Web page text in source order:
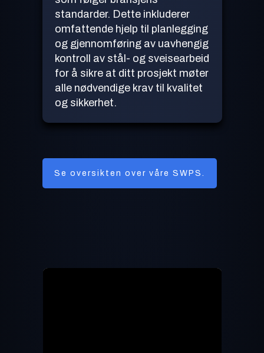
standarder. Dette inkluderer
omfattende hjelp til planlegging
og gjennomføring av uavhengig
kontroll av stål- og sveisearbeid
for å sikre at ditt prosjekt møter
alle nødvendige krav til kvalitet
og sikkerhet.
Se oversikten over våre SWPS.